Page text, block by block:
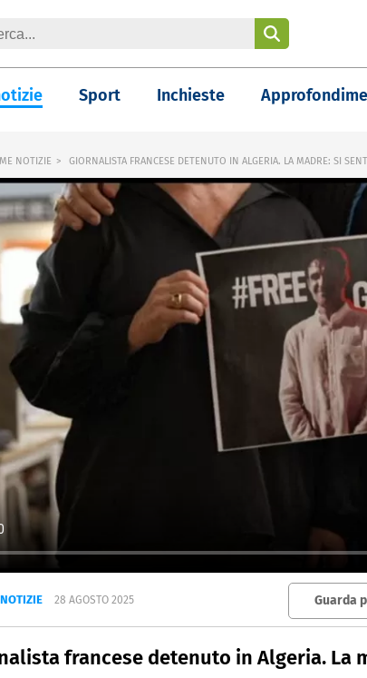
Sport Inchieste
NOTIZIE GIORNALISTA FRANCESE DETENUTO IN ALGERIA. LA MADRE: SI
28 AGOSTO 2025 Guarda
francese detenuto in Algeria. La